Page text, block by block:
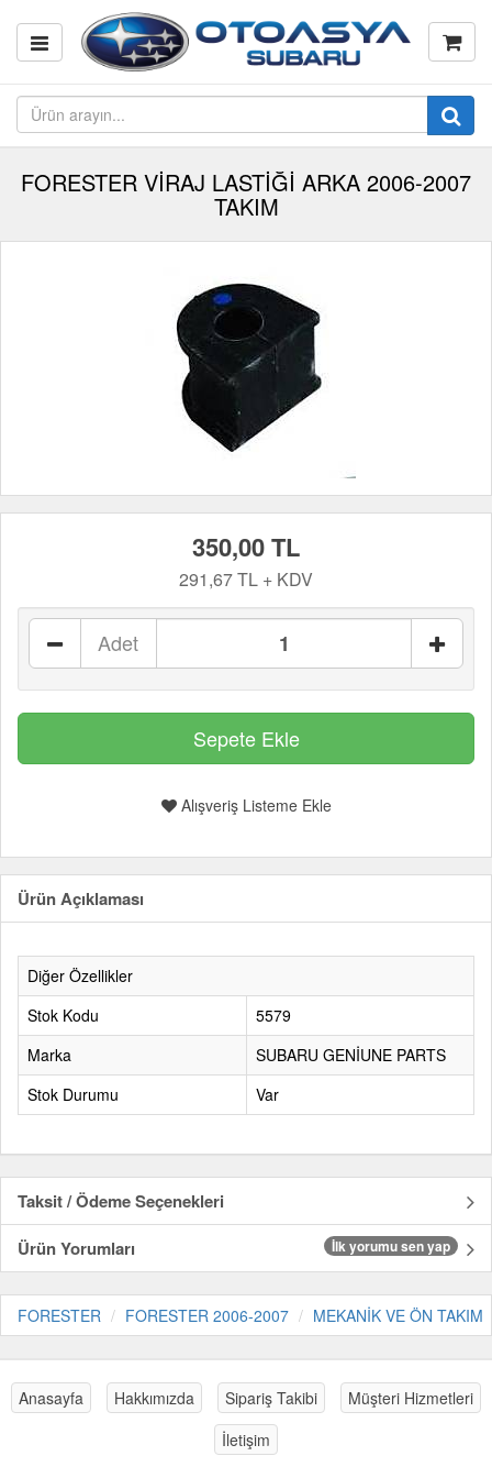
FORESTER VİRAJ LASTİĞİ ARKA 2006-2007
TAKIM
350,00 TL
291,67 TL + KDV
Adet
Alışveriş Listeme Ekle
Ürün Açıklaması
Diğer Özellikler
Stok Kodu
5579
Marka
SUBARU GENİUNE PARTS
Stok Durumu
Var
Taksit / Ödeme Seçenekleri
Ürün Yorumları
İlk yorumu sen yap
FORESTER FORESTER 2006-2007 MEKANİK VE ÖN TAKIM
Anasayfa Hakkımızda Sipariş Takibi
Müşteri Hizmetleri
İletişim